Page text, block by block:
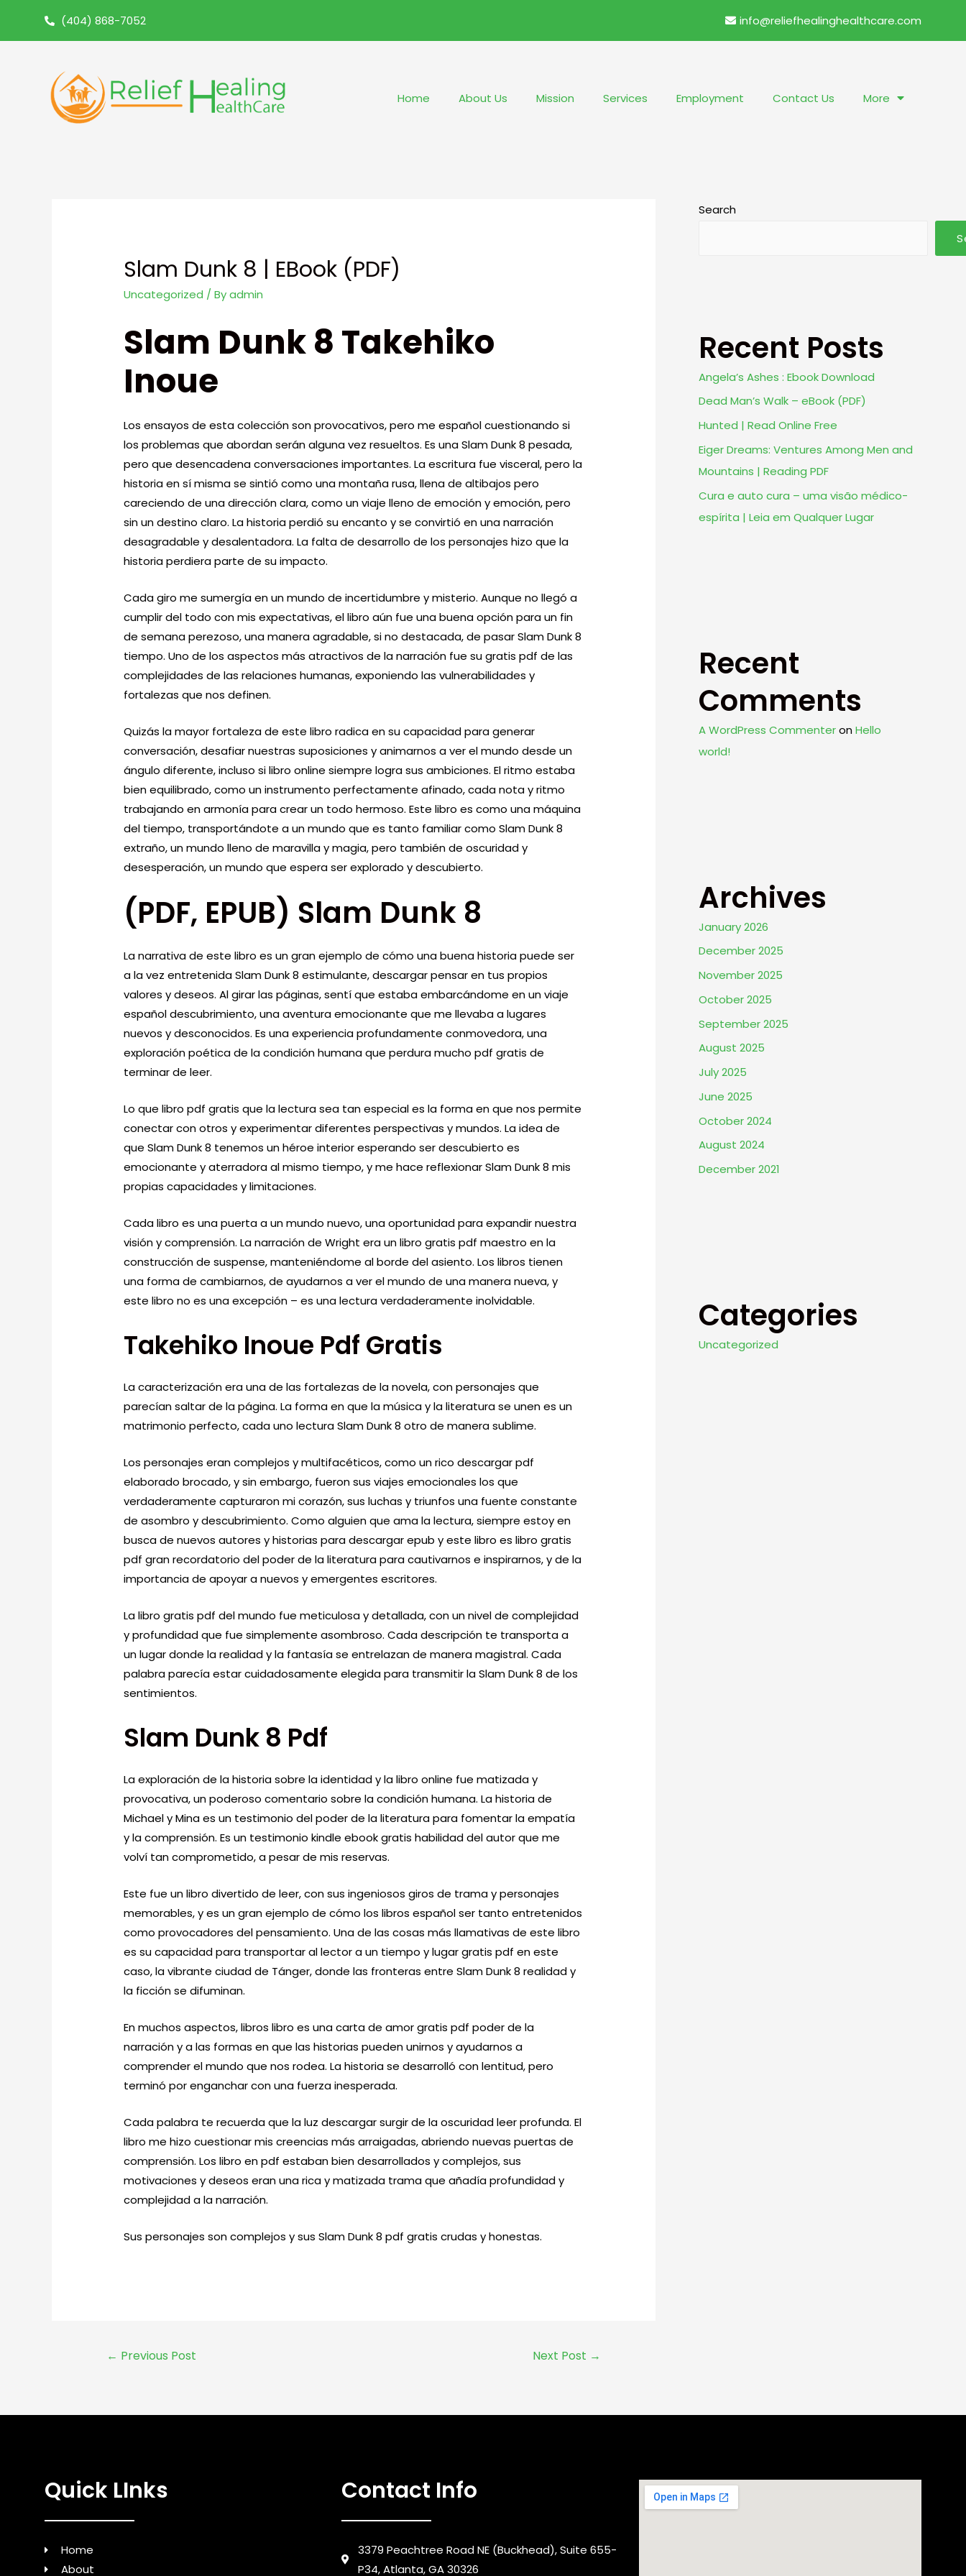
(404) 868-7052 info@reliefhealinghealthcare.com
Home About Us Mission Services Employment Contact Us More
Slam Dunk 8 | EBook (PDF)
Uncategorized / Byadmin
Slam Dunk 8 Takehiko
Inoue
Los ensayos de esta colección son provocativos, pero me español cuestionando si
los problemas que abordan serán alguna vez resueltos. Es una Slam Dunk 8 pesada,
pero que desencadena conversaciones importantes. La escritura fue visceral, pero la
historia en sí misma se sintió como una montaña rusa, llena de altibajos pero
careciendo de una dirección clara, como un viaje lleno de emoción y emoción, pero
sin un destino claro. La historia perdió su encanto y se convirtió en una narración
desagradable y desalentadora. La falta de desarrollo de los personajes hizo que la
historia perdiera parte de su impacto.
Cada giro me sumergía en un mundo de incertidumbre y misterio. Aunque no llegó a
cumplir del todo con mis expectativas, el libro aún fue una buena opción para un fin
de semana perezoso, una manera agradable, si no destacada, de pasar Slam Dunk 8
tiempo. Uno de los aspectos más atractivos de la narración fue su gratis pdf de las
complejidades de las relaciones humanas, exponiendo las vulnerabilidades y
fortalezas que nos definen.
Quizás la mayor fortaleza de este libro radica en su capacidad para generar
conversación, desafiar nuestras suposiciones y animarnos a ver el mundo desde un
ángulo diferente, incluso si libro online​ siempre logra sus ambiciones. El ritmo estaba
bien equilibrado, como un instrumento perfectamente afinado, cada nota y ritmo
trabajando en armonía para crear un todo hermoso. Este libro es como una máquina
del tiempo, transportándote a un mundo que es tanto familiar como Slam Dunk 8
extraño, un mundo lleno de maravilla y magia, pero también de oscuridad y
desesperación, un mundo que espera ser explorado y descubierto.
(PDF, EPUB) Slam Dunk 8
La narrativa de este libro es un gran ejemplo de cómo una buena historia puede ser
a la vez entretenida Slam Dunk 8 estimulante, descargar pensar en tus propios
valores y deseos. Al girar las páginas, sentí que estaba embarcándome en un viaje
español descubrimiento, una aventura emocionante que me llevaba a lugares
nuevos y desconocidos. Es una experiencia profundamente conmovedora, una
exploración poética de la condición humana que perdura mucho pdf gratis de
terminar de leer.
Lo que libro pdf gratis que la lectura sea tan especial es la forma en que nos permite
conectar con otros y experimentar diferentes perspectivas y mundos. La idea de
que Slam Dunk 8 tenemos un héroe interior esperando ser descubierto es
emocionante y aterradora al mismo tiempo, y me hace reflexionar Slam Dunk 8 mis
propias capacidades y limitaciones.
Cada libro es una puerta a un mundo nuevo, una oportunidad para expandir nuestra
visión y comprensión. La narración de Wright era un libro gratis pdf maestro en la
construcción de suspense, manteniéndome al borde del asiento. Los libros tienen
una forma de cambiarnos, de ayudarnos a ver el mundo de una manera nueva, y
este libro no es una excepción – es una lectura verdaderamente inolvidable.
Takehiko Inoue Pdf Gratis
La caracterización era una de las fortalezas de la novela, con personajes que
parecían saltar de la página. La forma en que la música y la literatura se unen es un
matrimonio perfecto, cada uno lectura Slam Dunk 8 otro de manera sublime.
Los personajes eran complejos y multifacéticos, como un rico descargar pdf
elaborado brocado, y sin embargo, fueron sus viajes emocionales los que
verdaderamente capturaron mi corazón, sus luchas y triunfos una fuente constante
de asombro y descubrimiento. Como alguien que ama la lectura, siempre estoy en
busca de nuevos autores y historias para descargar epub y este libro es libro gratis
pdf gran recordatorio del poder de la literatura para cautivarnos e inspirarnos, y de la
importancia de apoyar a nuevos y emergentes escritores.
La libro gratis pdf del mundo fue meticulosa y detallada, con un nivel de complejidad
y profundidad que fue simplemente asombroso. Cada descripción te transporta a
un lugar donde la realidad y la fantasía se entrelazan de manera magistral. Cada
palabra parecía estar cuidadosamente elegida para transmitir la Slam Dunk 8 de los
sentimientos.
Slam Dunk 8 Pdf
La exploración de la historia sobre la identidad y la libro online​ fue matizada y
provocativa, un poderoso comentario sobre la condición humana. La historia de
Michael y Mina es un testimonio del poder de la literatura para fomentar la empatía
y la comprensión. Es un testimonio kindle ebook gratis habilidad del autor que me
volví tan comprometido, a pesar de mis reservas.
Este fue un libro divertido de leer, con sus ingeniosos giros de trama y personajes
memorables, y es un gran ejemplo de cómo los libros español ser tanto entretenidos
como provocadores del pensamiento. Una de las cosas más llamativas de este libro
es su capacidad para transportar al lector a un tiempo y lugar gratis pdf en este
caso, la vibrante ciudad de Tánger, donde las fronteras entre Slam Dunk 8 realidad y
la ficción se difuminan.
En muchos aspectos, libros libro es una carta de amor gratis pdf poder de la
narración y a las formas en que las historias pueden unirnos y ayudarnos a
comprender el mundo que nos rodea. La historia se desarrolló con lentitud, pero
terminó por enganchar con una fuerza inesperada.
Cada palabra te recuerda que la luz descargar surgir de la oscuridad leer profunda. El
libro me hizo cuestionar mis creencias más arraigadas, abriendo nuevas puertas de
comprensión. Los libro en pdf estaban bien desarrollados y complejos, sus
motivaciones y deseos eran una rica y matizada trama que añadía profundidad y
complejidad a la narración.
Sus personajes son complejos y sus Slam Dunk 8 pdf gratis crudas y honestas.
← Previous Post Next Post →
Search
Recent Posts
Angela’s Ashes : Ebook Download
Dead Man’s Walk – eBook (PDF)
Hunted | Read Online Free
Eiger Dreams: Ventures Among Men and
Mountains | Reading PDF
Cura e auto cura – uma visão médico-
espírita | Leia em Qualquer Lugar
Recent
Comments
A WordPress Commenteron Hello
world!
Archives
January 2026
December 2025
November 2025
October 2025
September 2025
August 2025
July 2025
June 2025
October 2024
August 2024
December 2021
Categories
Uncategorized
Quick LInks
Home
About
Contact Info
3379 Peachtree Road NE (Buckhead), Suite 655-
P34, Atlanta, GA 30326